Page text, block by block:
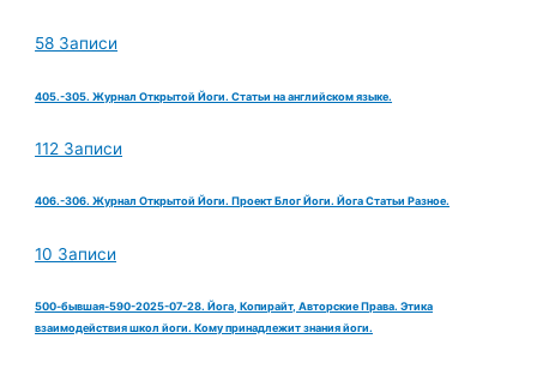
58 Записи
405.-305. Журнал Открытой Йоги. Статьи на английском языке.
112 Записи
406.-306. Журнал Открытой Йоги. Проект Блог Йоги. Йога Статьи Разное.
10 Записи
500-бывшая-590-2025-07-28. Йога, Копирайт, Авторские Права. Этика
взаимодействия школ йоги. Кому принадлежит знания йоги.